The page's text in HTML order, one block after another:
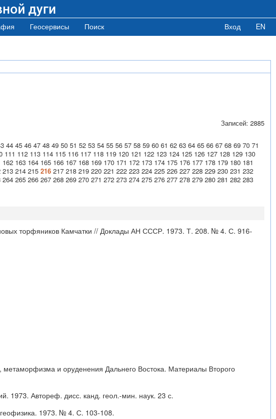
дуги
Геосервисы Поиск Вход EN
Записей: 2885
44 45 46 47 48 49 50 51 52 53 54 55 56 57 58 59 60 61 62 63 64 65 66 67 68 69 70 71
111 112 113 114 115 116 117 118 119 120 121 122 123 124 125 126 127 128 129 130
162 163 164 165 166 167 168 169 170 171 172 173 174 175 176 177 178 179 180 181
213 214 215 216 217 218 219 220 221 222 223 224 225 226 227 228 229 230 231 232
264 265 266 267 268 269 270 271 272 273 274 275 276 277 278 279 280 281 282 283
торфяников Камчатки // Доклады АН СССР. 1973. Т. 208. № 4. С. 916-
и оруденения Дальнего Востока. Материалы Второго
1973. Автореф. дисс. канд. геол.-мин. наук. 23 с.
1973. № 4. С. 103-108.